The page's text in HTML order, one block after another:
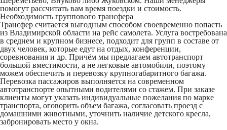
помогут рассчитать вам время поездки и стоимость.
Необходимость группового трансфера
Трансфер считается выгодным способом своевременно попасть
из Владимирской области на рейс самолета. Услуга востребована
в среднем и крупном бизнесе, подходит для групп в составе от
двух человек, которые едут на отдых, конференции,
соревнования и др. Причём мы предлагаем автотранспорт
большой вместимости, а не легковые автомобили, поэтому
можем обеспечить и перевозку крупногабаритного багажа.
Перевозка пассажиров выполняется на современном
автотранспорте опытными водителями со стажем. При заказе
клиенты могут указать индивидуальные пожелания по марке
транспорта, оговорить объем багажа, согласовать проезд с
домашними животными, уточнить наличие детского кресла,
забронировать место у окна.